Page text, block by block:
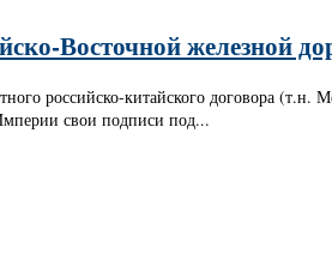
Восточной железной
российско-китайского договора
свои подписи под...